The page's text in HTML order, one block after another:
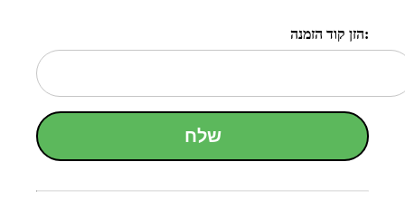
הזן קוד הזמנה:
שלח